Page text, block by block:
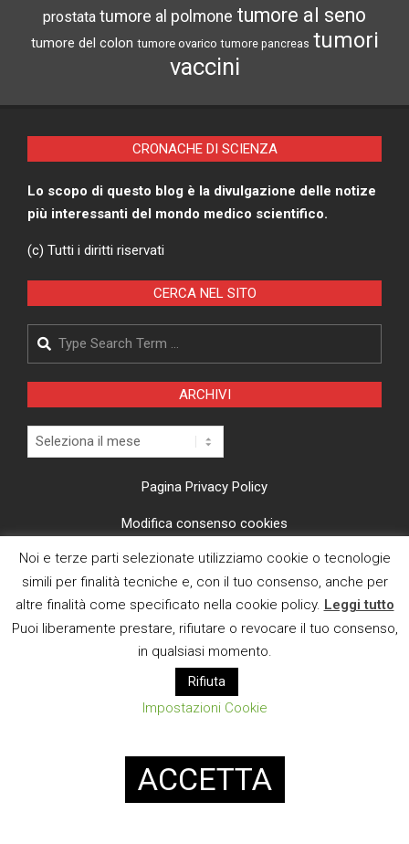
prostata tumore al polmone tumore al seno
tumore del colon tumore ovarico tumore pancreas tumori
vaccini
CRONACHE DI SCIENZA
Lo scopo di questo blog è la divulgazione delle notize
più interessanti del mondo medico scientifico.
(c) Tutti i diritti riservati
CERCA NEL SITO
Search
ARCHIVI
Archivi
Pagina Privacy Policy
Modifica consenso cookies
CI TROVI ANCHE SU
E MAIL
Noi e terze parti selezionate utilizziamo cookie o tecnologie
simili per finalità tecniche e, con il tuo consenso, anche per
altre finalità come specificato nella cookie policy. Leggi tutto
Puoi liberamente prestare, rifiutare o revocare il tuo consenso,
in qualsiasi momento.
Rifiuta
Impostazioni Cookie
ACCETTA